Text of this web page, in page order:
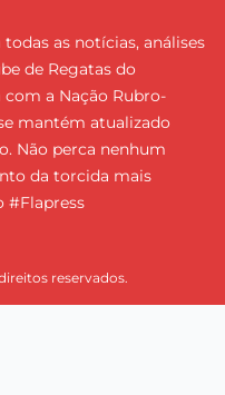
as notícias, análises
de Regatas do
a Nação Rubro-
mantém atualizado
Não perca nenhum
da torcida mais
#Flapress
reservados.